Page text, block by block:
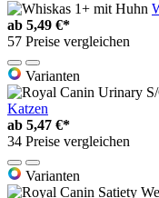
ab 5,49 €*
57 Preise vergleichen
Varianten
Katzen
ab 5,47 €*
34 Preise vergleichen
Varianten